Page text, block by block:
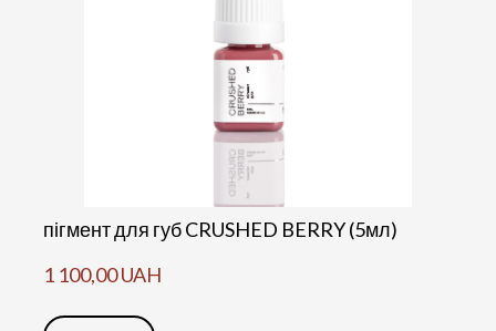
пігмент для губ CRUSHED BERRY (5мл)
1 100,00 UAH